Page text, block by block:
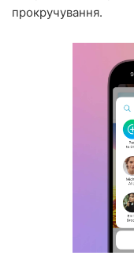
прокручування.